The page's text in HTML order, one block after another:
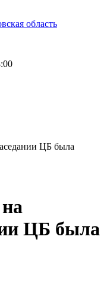
область
ЦБ была
ЦБ была